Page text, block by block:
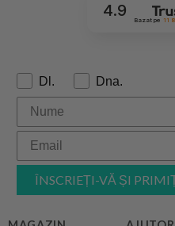
Formulă de adresare:
Dl. Dna.
ÎNSCRIEȚI-VĂ ȘI
4.9
Bazat pe 11